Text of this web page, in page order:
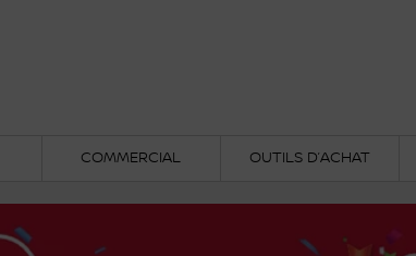
COMMERCIAL OUTILS D’ACHAT